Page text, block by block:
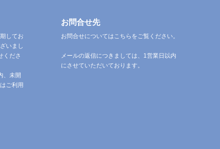
してお
いまし
くださ
、未開
ご利用
お問合せ先
お問合せについてはこちらをご覧ください。
メールの返信につきましては、1営業日以内
にさせていただいております。